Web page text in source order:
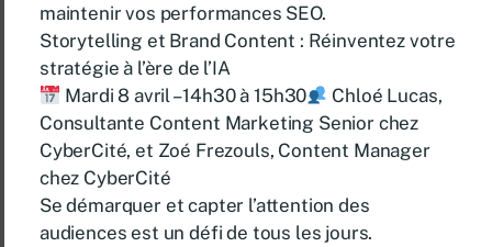
maintenir vos performances SEO.
Storytelling et Brand Content : Réinventez votre
stratégie à l’ère de l’IA
Mardi 8 avril – 14h30 à 15h30
Chloé Lucas,
Consultante Content Marketing Senior chez
CyberCité, et Zoé Frezouls, Content Manager
chez CyberCité
Se démarquer et capter l’attention des
audiences est un défi de tous les jours.